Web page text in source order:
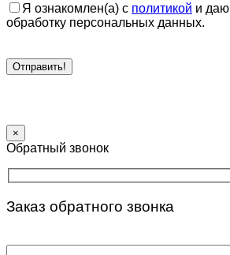
Я ознакомлен(а) с политикой и даю
обработку персональных данных.
×
Обратный звонок
Заказ обратного звонка